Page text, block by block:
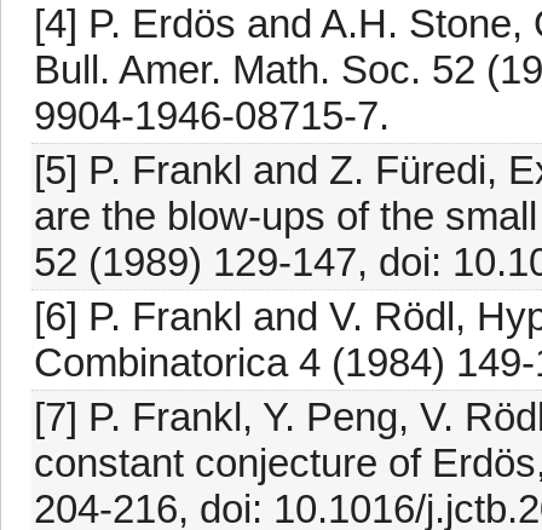
[4] P. Erdös and A.H.
Bull. Amer. Math. Soc. 52
9904-1946-08715-7.
[5] P. Frankl and Z. Füredi,
are the blow-ups of the
52 (1989) 129-147, doi:
[6] P. Frankl and V. Rödl,
Combinatorica 4 (1984)
[7] P. Frankl, Y. Peng, V.
constant conjecture of
204-216, doi: 10.1016/